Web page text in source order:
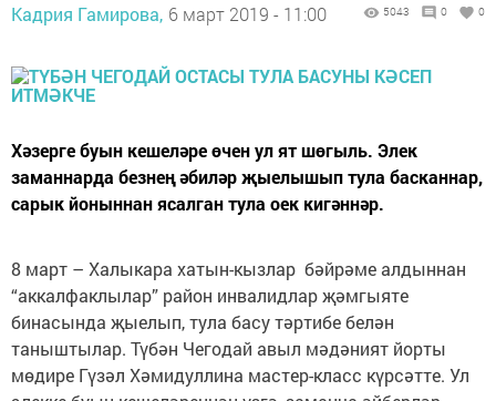
Кадрия Гамирова, 6 март 2019 - 11:00 5043 0 0
Хәзерге буын кешеләре өчен ул ят шөгыль. Элек
заманнарда безнең әбиләр җыелышып тула басканнар,
сарык йоныннан ясалган тула оек кигәннәр.
8 март – Халыкара хатын-кызлар бәйрәме алдыннан
“аккалфаклылар” район инвалидлар җәмгыяте
бинасында җыелып, тула басу тәртибе белән
таныштылар. Түбән Чегодай авыл мәдәният йорты
мөдире Гүзәл Хәмидуллина мастер-класс күрсәтте. Ул